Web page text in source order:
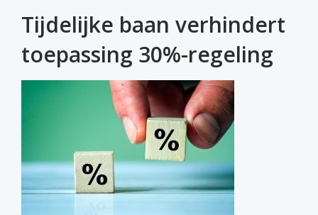
Tijdelijke baan verhindert
toepassing 30%-regeling